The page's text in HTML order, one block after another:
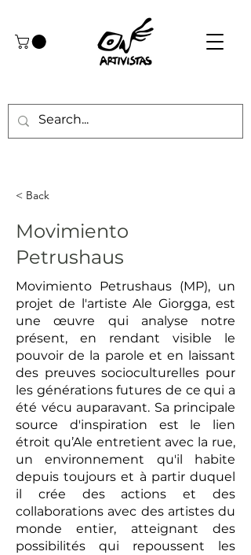
< Back
Movimiento
Petrushaus
Movimiento Petrushaus (MP), un
projet de l'artiste Ale Giorgga, est
une œuvre qui analyse notre
présent, en rendant visible le
pouvoir de la parole et en laissant
des preuves socioculturelles pour
les générations futures de ce qui a
été vécu auparavant. Sa principale
source d'inspiration est le lien
étroit qu’Ale entretient avec la rue,
un environnement qu'il habite
depuis toujours et à partir duquel
il crée des actions et des
collaborations avec des artistes du
monde entier, atteignant des
possibilités qui repoussent les